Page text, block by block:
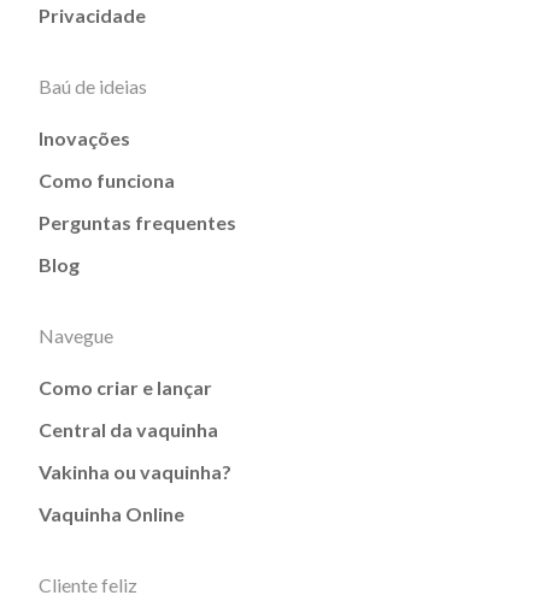
Privacidade
Baú de ideias
Inovações
Como funciona
Perguntas frequentes
Blog
Navegue
Como criar e lançar
Central da vaquinha
Vakinha ou vaquinha?
Vaquinha Online
Cliente feliz